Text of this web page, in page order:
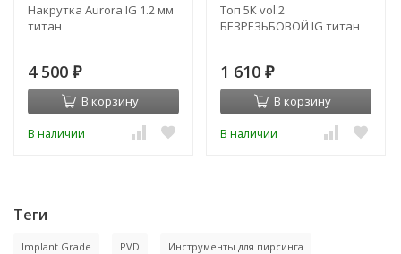
Накрутка Aurora IG 1.2 мм
титан
4 500 ₽
В корзину
В наличии
Топ 5K vol.2
БЕЗРЕЗЬБОВОЙ IG титан
1 610 ₽
В корзину
В наличии
Теги
Implant Grade PVD Инструменты для пирсинга